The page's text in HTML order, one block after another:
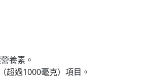
養素。
超過1000毫克）項目。